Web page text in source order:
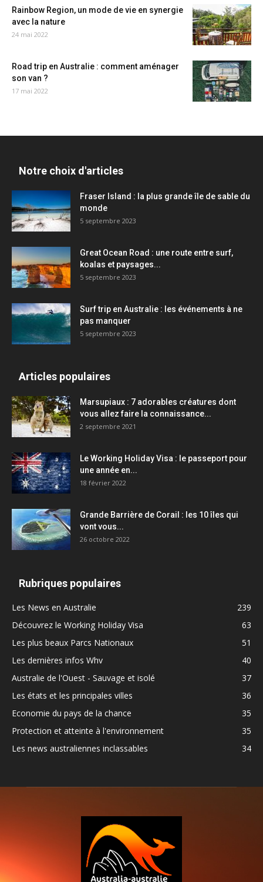
Rainbow Region, un mode de vie en synergie
avec la nature
24 mai 2022
Road trip en Australie : comment aménager
son van ?
17 mai 2022
Notre choix d'articles
Fraser Island : la plus grande île de sable du
monde
5 septembre 2023
Great Ocean Road : une route entre surf,
koalas et paysages...
5 septembre 2023
Surf trip en Australie : les événements à ne
pas manquer
5 septembre 2023
Articles populaires
Marsupiaux : 7 adorables créatures dont
vous allez faire la connaissance...
2 septembre 2021
Le Working Holiday Visa : le passeport pour
une année en...
18 février 2022
Grande Barrière de Corail : les 10 îles qui
vont vous...
26 octobre 2022
Rubriques populaires
Les News en Australie
239
Découvrez le Working Holiday Visa
63
Les plus beaux Parcs Nationaux
51
Les dernières infos Whv
40
Australie de l'Ouest - Sauvage et isolé
37
Les états et les principales villes
36
Economie du pays de la chance
35
Protection et atteinte à l'environnement
35
Les news australiennes inclassables
34